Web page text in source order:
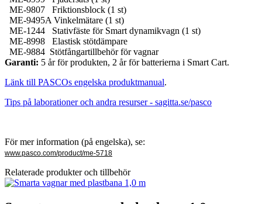
ME-9807 Friktionsblock (1 st)
ME-9495A Vinkelmätare (1 st)
ME-1244 Stativfäste för Smart dynamikvagn (1 st)
ME-8998 Elastisk stötdämpare
ME-9884 Stötfångartillbehör för vagnar
Garanti: 5 år för produkten, 2 år för batterierna i Smart Cart.
Länk till PASCOs engelska produktmanual.
Tips på laborationer och andra resurser - sagitta.se/pasco
För mer information (på engelska), se:
www.pasco.com/product/me-5718
Relaterade produkter och tillbehör